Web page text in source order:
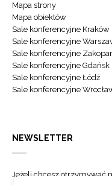
Mapa strony
Mapa obiektów
Sale konferencyjne Kraków
Sale konferencyjne
Sale konferencyjne
Sale konferencyjne Gdańsk
Sale konferencyjne Łódź
Sale konferencyjne
NEWSLETTER
Jeżeli chcesz otrzymywać